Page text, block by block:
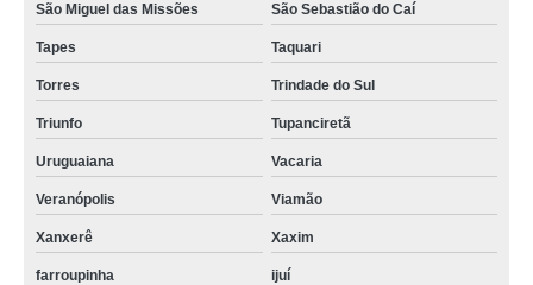
São Miguel das Missões São Sebastião do Caí
Tapes Taquari
Torres Trindade do Sul
Triunfo Tupanciretã
Uruguaiana Vacaria
Veranópolis Viamão
Xanxerê Xaxim
farroupinha ijuí